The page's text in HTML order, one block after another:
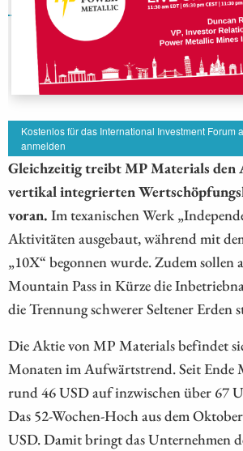
Kostenlos für das International Investment Forum
anmelden
Gleichzeitig treibt MP Materials den
vertikal integrierten
voran. Im texanischen Werk
Aktivitäten ausgebaut, während mit
„10X“ begonnen wurde. Zudem sollen
Mountain Pass in Kürze die
die Trennung schwerer Seltener Erden
Die Aktie von MP Materials befindet
Monaten im Aufwärtstrend. Seit Ende
rund 46 USD auf inzwischen über 67
Das 52-Wochen-Hoch aus dem
USD. Damit bringt das Unternehmen